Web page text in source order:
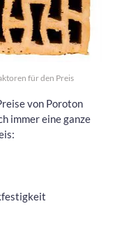
für den Preis
von Poroton
immer eine ganze